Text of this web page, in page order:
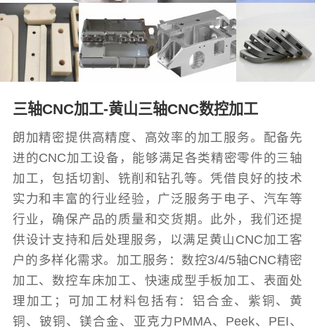
三轴CNC加工-黄山三轴CNC数控加工
朗加精密提供高精度、高效率的加工服务。配备先
进的CNC加工设备，能够满足各类精密零件的三轴
加工，包括切割、铣削和钻孔等。凭借良好的技术
实力和丰富的行业经验，广泛服务于电子、汽车等
行业，确保产品的质量和交货期。此外，我们还提
供设计支持和后处理服务，以满足黄山CNC加工客
户的多样化需求。加工服务：数控3/4/5轴CNC精密
加工、数控车床加工、快速成型手板加工、表面处
理加工；可加工材料包括有：铝合金、紫铜、黄
铜、铍铜、镁合金、亚克力PMMA、Peek、PEI、